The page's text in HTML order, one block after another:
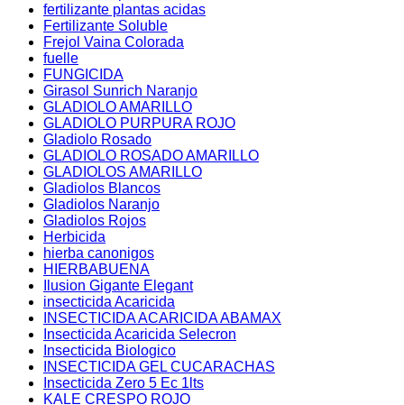
fertilizante plantas acidas
Fertilizante Soluble
Frejol Vaina Colorada
fuelle
FUNGICIDA
Girasol Sunrich Naranjo
GLADIOLO AMARILLO
GLADIOLO PURPURA ROJO
Gladiolo Rosado
GLADIOLO ROSADO AMARILLO
GLADIOLOS AMARILLO
Gladiolos Blancos
Gladiolos Naranjo
Gladiolos Rojos
Herbicida
hierba canonigos
HIERBABUENA
Ilusion Gigante Elegant
insecticida Acaricida
INSECTICIDA ACARICIDA ABAMAX
Insecticida Acaricida Selecron
Insecticida Biologico
INSECTICIDA GEL CUCARACHAS
Insecticida Zero 5 Ec 1lts
KALE CRESPO ROJO